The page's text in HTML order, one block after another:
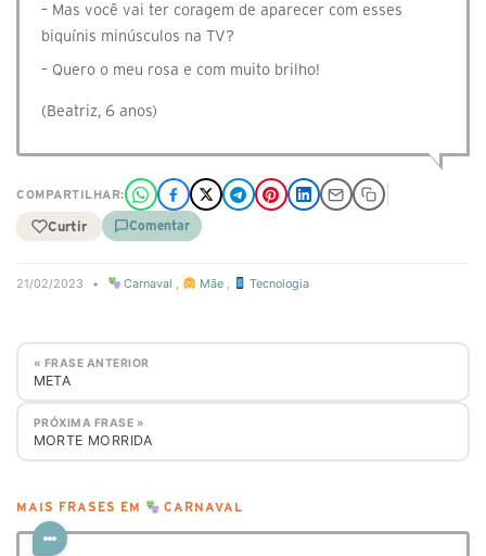
– Mas você vai ter coragem de aparecer com esses
biquínis minúsculos na TV?
– Quero o meu rosa e com muito brilho!
(Beatriz, 6 anos)
COMPARTILHAR:
Curtir Comentar
21/02/2023 • Carnaval , Mãe, Tecnologia
« FRASE ANTERIOR
META
PRÓXIMA FRASE »
MORTE MORRIDA
MAIS FRASES EM CARNAVAL